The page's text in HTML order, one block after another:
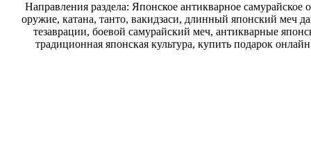
Направления раздела: Японское антикварное
оружие, катана, танто, вакидзаси, длинный японский меч
тезаврации, боевой самурайский меч, антикварные
традиционная японская культура, купить подарок